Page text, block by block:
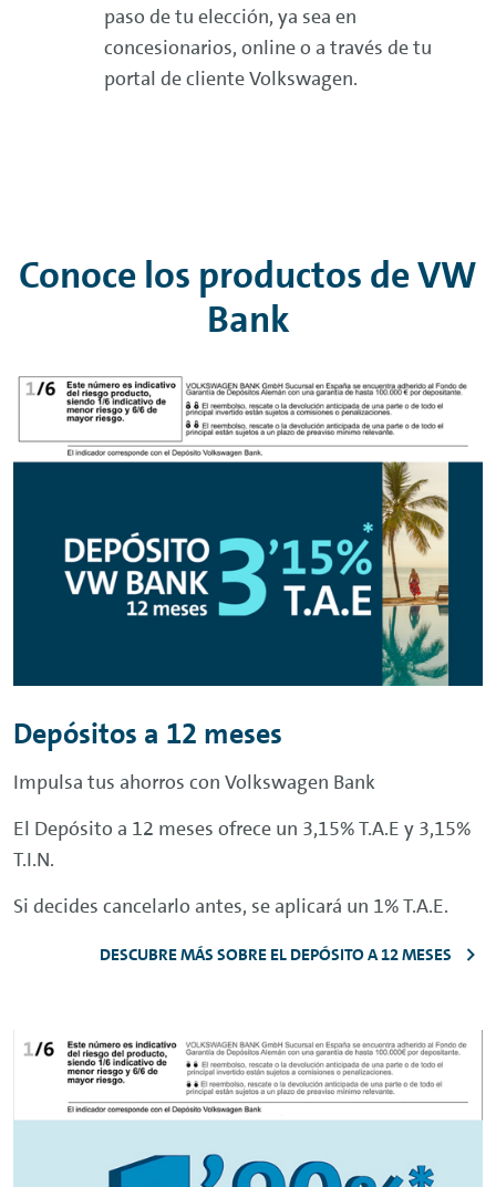
paso de tu elección, ya sea en
concesionarios, onlineo a través de tu
portal de cliente Volkswagen.
Conoce los productos de VW
Bank
Depósitos a 12 meses
Impulsa tus ahorros con Volkswagen Bank
El Depósito a 12 meses ofrece un 3,15% T.A.E y 3,15%
T.I.N.
Si decides cancelarlo antes, se aplicará un 1% T.A.E.
DESCUBRE MÁS SOBRE EL DEPÓSITO A 12 MESES